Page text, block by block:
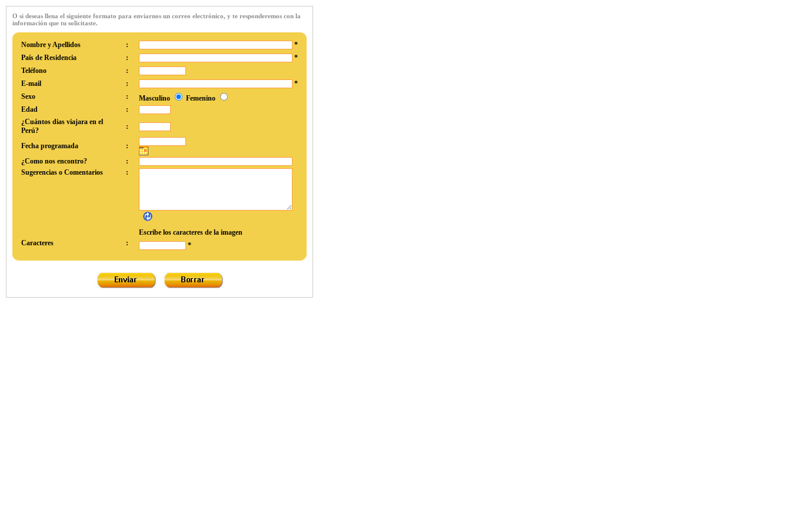
O si deseas llena el siguiente formato para enviarnos un correo electrónico, y te responderemos con la
información que tu solicitaste.
Nombre y Apellidos :
*
País de Residencia
:
*
Teléfono
:
E-mail
:
*
Sexo
: Masculino
Femenino
Edad
:
¿Cuántos dias viajara en el
Perú?
:
Fecha programada
:
¿Como nos encontro?
:
Sugerencias o Comentarios
:
Escribe los caracteres de la imagen
Caracteres
: *